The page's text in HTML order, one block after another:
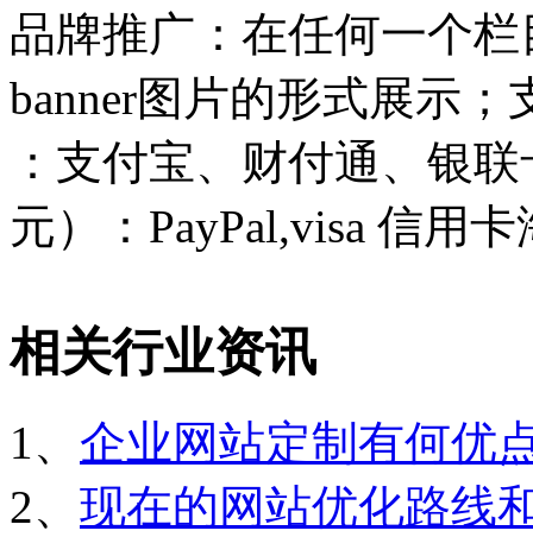
品牌推广：在任何一个
banner图片的形式展示
：支付宝、财付通、银
元）：PayPal,visa 信用
相关行业资讯
1、 企业网站定制有何优
2、 现在的网站优化路线